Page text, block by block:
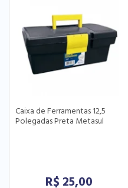
Caixa de Ferramentas 12,5
Polegadas Preta Metasul
R$ 25,00